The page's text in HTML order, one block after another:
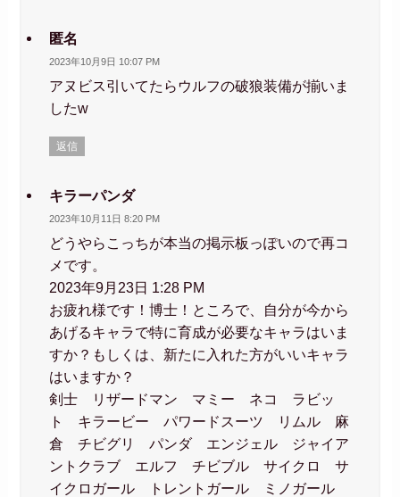
匿名
2023年10月9日 10:07 PM
アヌビス引いてたらウルフの破狼装備が揃いま
したw
返信
キラーパンダ
2023年10月11日 8:20 PM
どうやらこっちが本当の掲示板っぽいので再コ
メです。
2023年9月23日 1:28 PM
お疲れ様です！博士！ところで、自分が今から
あげるキャラで特に育成が必要なキャラはいま
すか？もしくは、新たに入れた方がいいキャラ
はいますか？
剣士 リザードマン マミー ネコ ラビッ
ト キラービー パワードスーツ リムル 麻
倉 チビグリ パンダ エンジェル ジャイア
ントクラブ エルフ チビブル サイクロ サ
イクロガール トレントガール ミノガール